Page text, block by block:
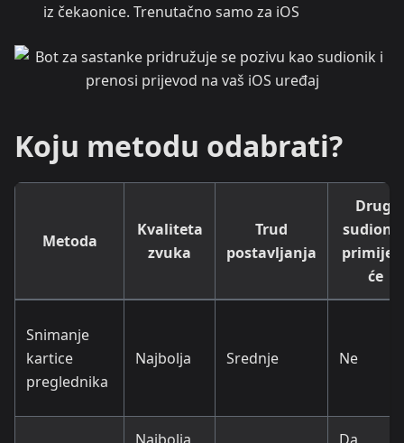
iz čekaonice. Trenutačno samo za iOS
Koju metodu odabrati?
Metoda
Kvaliteta
zvuka
Trud
postavljanja
Drugi
će
Snimanje
kartice
preglednika
Najbolja Srednje Ne